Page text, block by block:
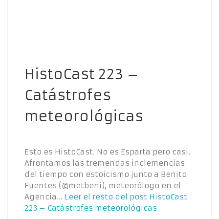
HistoCast 223 –
Catástrofes
meteorológicas
Esto es HistoCast. No es Esparta pero casi.
Afrontamos las tremendas inclemencias
del tiempo con estoicismo junto a Benito
Fuentes (@metbeni), meteorólogo en el
Agencia… Leer el resto del post HistoCast
223 – Catástrofes meteorológicas